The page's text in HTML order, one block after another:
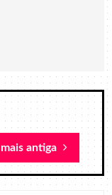
antiga